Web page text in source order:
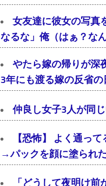
女友達に彼女の写真
なるな」俺（はぁ？な
やたら嫁の帰りが
3年にも渡る嫁の反省の
仲良し女子3人が同
【恐怖】 よく通っ
→パックを顔に塗られ
「どうして夜明け